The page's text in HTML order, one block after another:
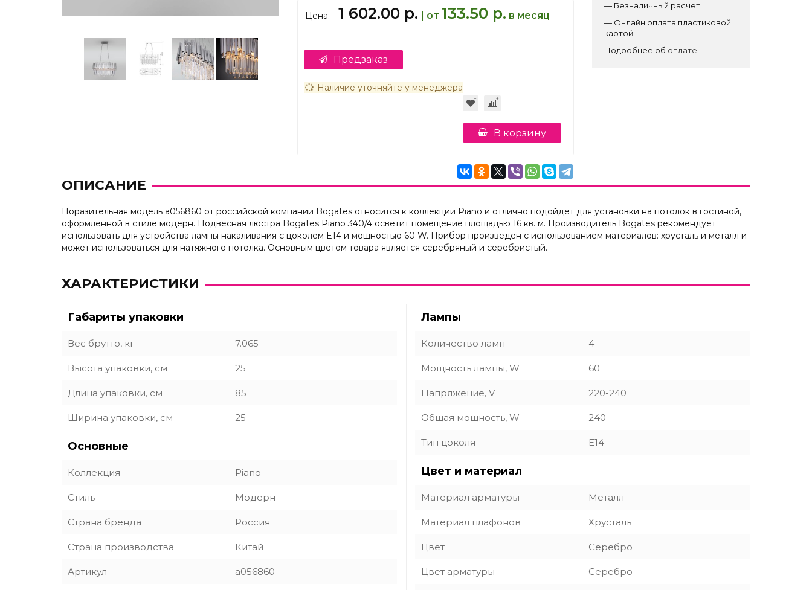
Цена: 1 602.00 р. | от 133.50 р. в месяц
Предзаказ
Наличие уточняйте у менеджера
В корзину
— Безналичный расчет
— Онлайн оплата пластиковой
картой
Подробнее об оплате
ОПИСАНИЕ
Поразительная модель a056860 от российской компании Bogates относится к коллекции Piano и отлично подойдет для установки на потолок в гостиной,
оформленной в стиле модерн. Подвесная люстра Bogates Piano 340/4 осветит помещение площадью 16 кв. м. Производитель Bogates рекомендует
использовать для устройства лампы накаливания с цоколем E14 и мощностью 60 W. Прибор произведен с использованием материалов: хрусталь и металл и
может использоваться для натяжного потолка. Основным цветом товара является серебряный и серебристый.
ХАРАКТЕРИСТИКИ
Габариты упаковки
Вес брутто, кг 7.065
Высота упаковки, см 25
Длина упаковки, см 85
Ширина упаковки, см 25
Основные
Коллекция Piano
Стиль Модерн
Страна бренда Россия
Страна производства Китай
Артикул a056860
Лампы
Количество ламп 4
Мощность лампы, W 60
Напряжение, V 220-240
Общая мощность, W 240
Тип цоколя E14
Цвет и материал
Материал арматуры Металл
Материал плафонов Хрусталь
Цвет Серебро
Цвет арматуры Серебро